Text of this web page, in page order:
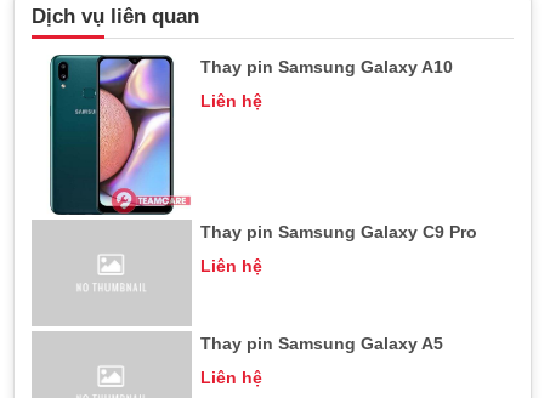
Dịch vụ liên quan
Thay pin Samsung Galaxy A10
Liên hệ
Thay pin Samsung Galaxy C9 Pro
Liên hệ
Thay pin Samsung Galaxy A5
Liên hệ